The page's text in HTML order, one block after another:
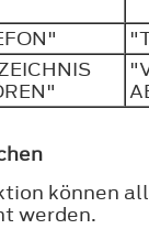
können
werden.